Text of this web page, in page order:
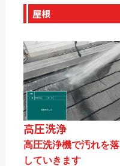
屋根
高圧洗浄
高圧洗浄機で汚れを落
していきます